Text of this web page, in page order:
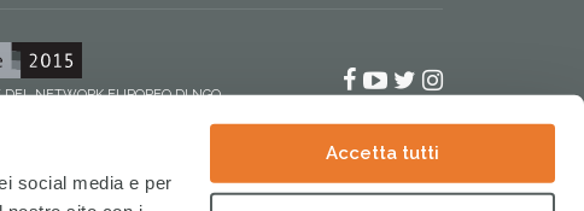
social media e per
Accetta tutti
DEL NETWORK EUROPEO DI NGO
Facebook
YouTube
Twitter
Instagram